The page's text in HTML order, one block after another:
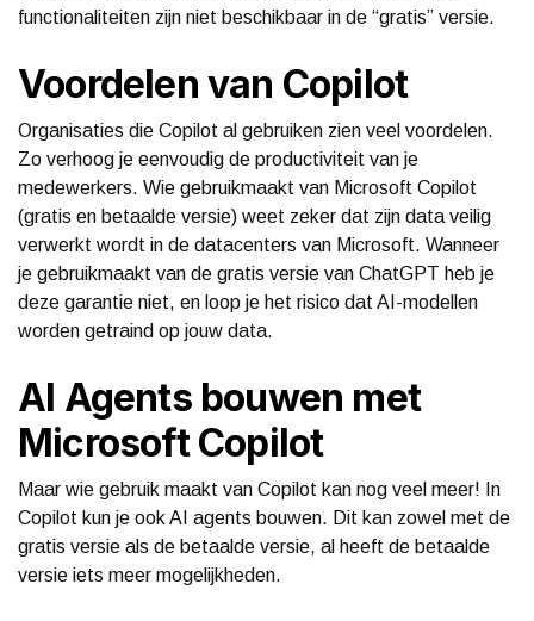
functionaliteiten zijn niet beschikbaar in de “gratis” versie.
Voordelen van Copilot
Organisaties die Copilot al gebruiken zien veel voordelen.
Zo verhoog je eenvoudig de productiviteit van je
medewerkers. Wie gebruikmaakt van Microsoft Copilot
(gratis en betaalde versie) weet zeker dat zijn data veilig
verwerkt wordt in de datacenters van Microsoft. Wanneer
je gebruikmaakt van de gratis versie van ChatGPT heb je
deze garantie niet, en loop je het risico dat AI-modellen
worden getraind op jouw data.
AI Agents bouwen met
Microsoft Copilot
Maar wie gebruik maakt van Copilot kan nog veel meer! In
Copilot kun je ook AI agents bouwen. Dit kan zowel met de
gratis versie als de betaalde versie, al heeft de betaalde
versie iets meer mogelijkheden.